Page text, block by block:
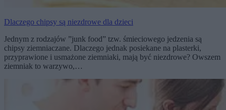
Dlaczego chipsy są niezdrowe dla dzieci
Jednym z rodzajów ”junk food” tzw. śmieciowego jedzenia są
chipsy ziemniaczane. Dlaczego jednak posiekane na plasterki,
przyprawione i usmażone ziemniaki, mają być niezdrowe? Owszem
ziemniak to warzywo,…